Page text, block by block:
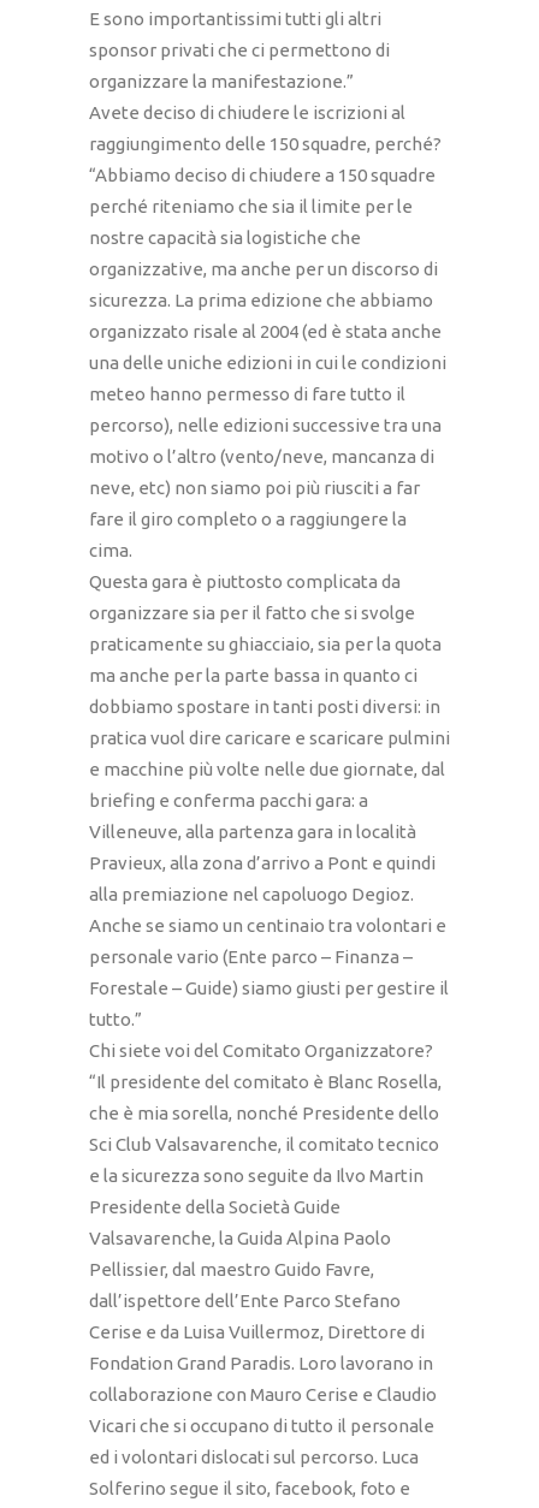
E sono importantissimi tutti gli altri
sponsor privati che ci permettono di
organizzare la manifestazione.”
Avete deciso di chiudere le iscrizioni al
raggiungimento delle 150 squadre, perché?
“Abbiamo deciso di chiudere a 150 squadre
perché riteniamo che sia il limite per le
nostre capacità sia logistiche che
organizzative, ma anche per un discorso di
sicurezza. La prima edizione che abbiamo
organizzato risale al 2004 (ed è stata anche
una delle uniche edizioni in cui le condizioni
meteo hanno permesso di fare tutto il
percorso), nelle edizioni successive tra una
motivo o l’altro (vento/neve, mancanza di
neve, etc) non siamo poi più riusciti a far
fare il giro completo o a raggiungere la
cima.
Questa gara è piuttosto complicata da
organizzare sia per il fatto che si svolge
praticamente su ghiacciaio, sia per la quota
ma anche per la parte bassa in quanto ci
dobbiamo spostare in tanti posti diversi: in
pratica vuol dire caricare e scaricare pulmini
e macchine più volte nelle due giornate, dal
briefing e conferma pacchi gara: a
Villeneuve, alla partenza gara in località
Pravieux, alla zona d’arrivo a Pont e quindi
alla premiazione nel capoluogo Degioz.
Anche se siamo un centinaio tra volontari e
personale vario (Ente parco – Finanza –
Forestale – Guide) siamo giusti per gestire il
tutto.”
Chi siete voi del Comitato Organizzatore?
“Il presidente del comitato è Blanc Rosella,
che è mia sorella, nonché Presidente dello
Sci Club Valsavarenche, il comitato tecnico
e la sicurezza sono seguite da Ilvo Martin
Presidente della Società Guide
Valsavarenche, la Guida Alpina Paolo
Pellissier, dal maestro Guido Favre,
dall’ispettore dell’Ente Parco Stefano
Cerise e da Luisa Vuillermoz, Direttore di
Fondation Grand Paradis. Loro lavorano in
collaborazione con Mauro Cerise e Claudio
Vicari che si occupano di tutto il personale
ed i volontari dislocati sul percorso. Luca
Solferino segue il sito, facebook, foto e